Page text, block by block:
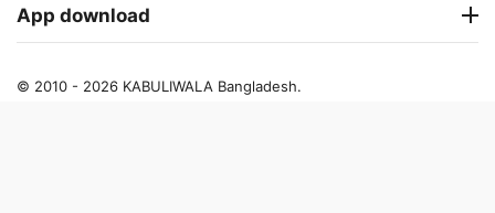
App download
© 2010 - 2026 KABULIWALA Bangladesh.